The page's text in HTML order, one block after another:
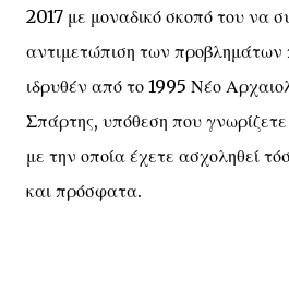
2017 με μοναδικό σκοπό του να
αντιμετώπιση των προβλημάτων
ιδρυθέν από το 1995 Νέο
Σπάρτης, υπόθεση που
με την οποία έχετε ασχοληθεί
και πρόσφατα.